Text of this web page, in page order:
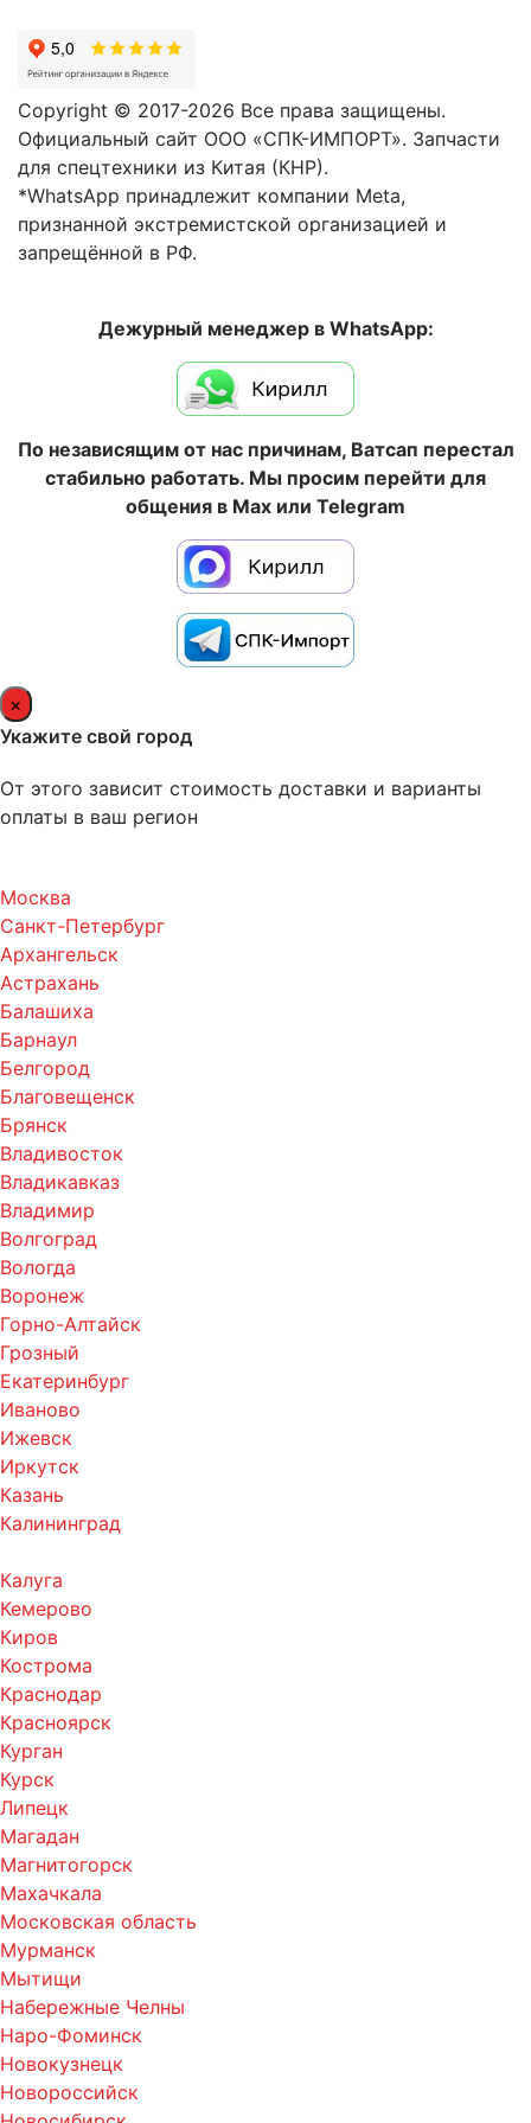
Copyright © 2017-2026 Все права защищены.
Официальный сайт ООО «СПК-ИМПОРТ». Запчасти
для спецтехники из Китая (КНР).
*WhatsApp принадлежит компании Meta,
признанной экстремистской организацией и
запрещённой в РФ.
Дежурный менеджер в WhatsApp:
По независящим от нас причинам, Ватсап перестал
стабильно работать. Мы просим перейти для
общения в Max или Telegram
×
Укажите свой город
От этого зависит стоимость доставки и варианты
оплаты в ваш регион
Москва
Санкт-Петербург
Архангельск
Астрахань
Балашиха
Барнаул
Белгород
Благовещенск
Брянск
Владивосток
Владикавказ
Владимир
Волгоград
Вологда
Воронеж
Горно-Алтайск
Грозный
Екатеринбург
Иваново
Ижевск
Иркутск
Казань
Калининград
Калуга
Кемерово
Киров
Кострома
Краснодар
Красноярск
Курган
Курск
Липецк
Магадан
Магнитогорск
Махачкала
Московская область
Мурманск
Мытищи
Набережные Челны
Наро-Фоминск
Новокузнецк
Новороссийск